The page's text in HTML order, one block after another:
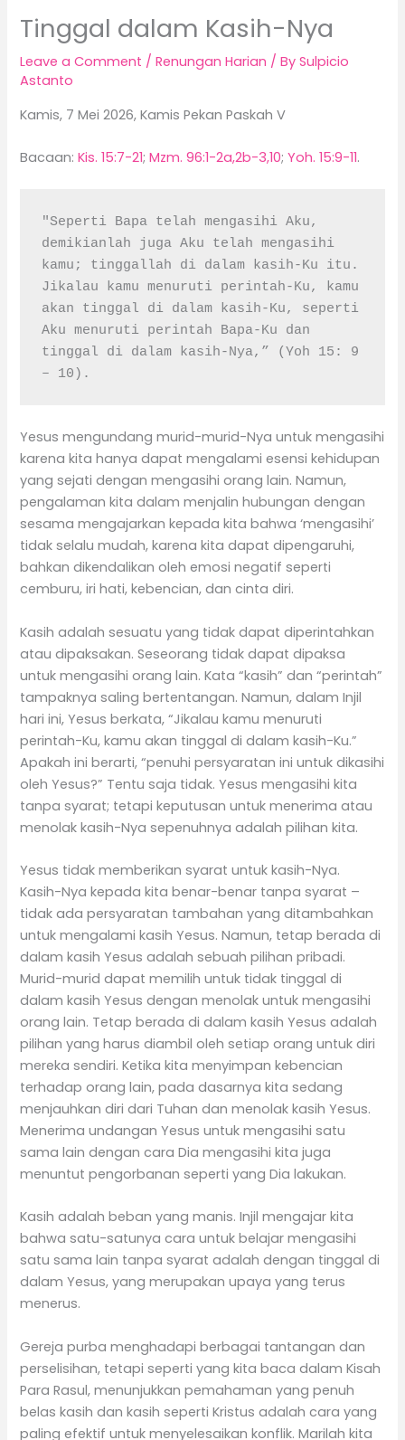
Tinggal dalam Kasih-Nya
Leave a Comment /Renungan Harian / BySulpicio
Astanto
Kamis, 7 Mei 2026, Kamis Pekan Paskah V
Bacaan:Kis. 15:7-21;Mzm. 96:1-2a,2b-3,10;Yoh. 15:9-11.
"Seperti Bapa telah mengasihi Aku,
demikianlah juga Aku telah mengasihi
kamu; tinggallah di dalam kasih-Ku itu.
Jikalau kamu menuruti perintah-Ku, kamu
akan tinggal di dalam kasih-Ku, seperti
Aku menuruti perintah Bapa-Ku dan
tinggal di dalam kasih-Nya,” (Yoh 15: 9
– 10).
Yesus mengundang murid-murid-Nya untuk mengasihi
karena kita hanya dapat mengalami esensi kehidupan
yang sejati dengan mengasihi orang lain. Namun,
pengalaman kita dalam menjalin hubungan dengan
sesama mengajarkan kepada kita bahwa ‘mengasihi’
tidak selalu mudah, karena kita dapat dipengaruhi,
bahkan dikendalikan oleh emosi negatif seperti
cemburu, iri hati, kebencian, dan cinta diri.
Kasih adalah sesuatu yang tidak dapat diperintahkan
atau dipaksakan. Seseorang tidak dapat dipaksa
untuk mengasihi orang lain. Kata “kasih” dan “perintah”
tampaknya saling bertentangan. Namun, dalam Injil
hari ini, Yesus berkata, “Jikalau kamu menuruti
perintah-Ku, kamu akan tinggal di dalam kasih-Ku.”
Apakah ini berarti, “penuhi persyaratan ini untuk dikasihi
oleh Yesus?” Tentu saja tidak. Yesus mengasihi kita
tanpa syarat; tetapi keputusan untuk menerima atau
menolak kasih-Nya sepenuhnya adalah pilihan kita.
Yesus tidak memberikan syarat untuk kasih-Nya.
Kasih-Nya kepada kita benar-benar tanpa syarat –
tidak ada persyaratan tambahan yang ditambahkan
untuk mengalami kasih Yesus. Namun, tetap berada di
dalam kasih Yesus adalah sebuah pilihan pribadi.
Murid-murid dapat memilih untuk tidak tinggal di
dalam kasih Yesus dengan menolak untuk mengasihi
orang lain. Tetap berada di dalam kasih Yesus adalah
pilihan yang harus diambil oleh setiap orang untuk diri
mereka sendiri. Ketika kita menyimpan kebencian
terhadap orang lain, pada dasarnya kita sedang
menjauhkan diri dari Tuhan dan menolak kasih Yesus.
Menerima undangan Yesus untuk mengasihi satu
sama lain dengan cara Dia mengasihi kita juga
menuntut pengorbanan seperti yang Dia lakukan.
Kasih adalah beban yang manis. Injil mengajar kita
bahwa satu-satunya cara untuk belajar mengasihi
satu sama lain tanpa syarat adalah dengan tinggal di
dalam Yesus, yang merupakan upaya yang terus
menerus.
Gereja purba menghadapi berbagai tantangan dan
perselisihan, tetapi seperti yang kita baca dalam Kisah
Para Rasul, menunjukkan pemahaman yang penuh
belas kasih dan kasih seperti Kristus adalah cara yang
paling efektif untuk menyelesaikan konflik. Marilah kita